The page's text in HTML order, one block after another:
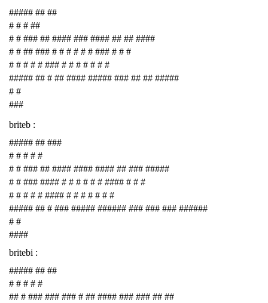
##### ## ##
# # # ##
# # ### ## #### ### #### ## ## ####
# # ## ### # # # # # # ### # # #
# # # # # ### # # # # # # #
##### ## # ## #### ##### ### ## ## #####
# #
###
briteb :
##### ## ###
# # # # #
# # ### ## #### #### #### ## ### #####
# # ### #### # # # # # # #### # # #
# # # # # #### # # # # # # #
##### ## # ### ##### ###### ### ### ### ######
# #
####
britebi :
##### ## ##
# # # # #
## # ### ### ### # ## #### ### ### ## ##